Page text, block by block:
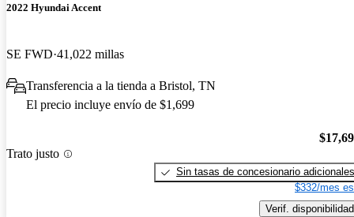
2022 Hyundai Accent
SE FWD 41,022 millas
Transferencia a la tienda a Bristol, TN
El precio incluye envío de $1,699
Trato justo
Sin tasas de concesionario adicionales
$332/mes
Verif. disponibilidad